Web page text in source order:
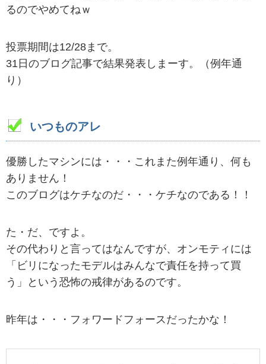
るのでやめてねｗ
投票期間は12/28まで。
31日のブログ記事で結果発表しまーす。（例年通
り）
いつものアレ
優勝したマシンには・・・これまた例年通り、何も
ありません！
このブログはケチなのだ・・・ケチなのである！！
た・だ、ですよ。
その代わりと言ってはなんですが、オンモティには
「ビリになったモデルはみんなで責任を持って買
う」という恐怖の戒律があるのです。
昨年は・・・フォワードフォースだったかな！